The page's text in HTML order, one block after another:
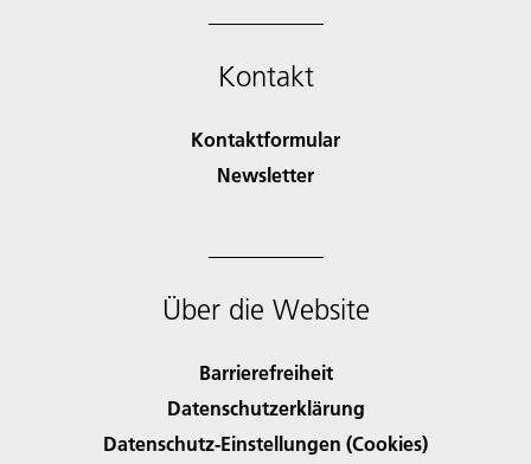
Kontakt
Kontaktformular
Newsletter
Über die Website
Barrierefreiheit
Datenschutzerklärung
Datenschutz-Einstellungen (Cookies)